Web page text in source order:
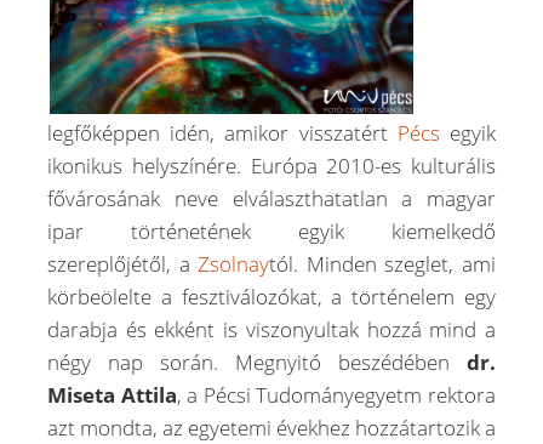
legfőképpen idén, amikor visszatért Pécs egyik
ikonikus helyszínére. Európa 2010-es kulturális
fővárosának neve elválaszthatatlan a magyar
ipar történetének egyik kiemelkedő
szereplőjétől, a Zsolnaytól. Minden szeglet, ami
körbeölelte a fesztiválozókat, a történelem egy
darabja és ekként is viszonyultak hozzá mind a
négy nap során. Megnyitó beszédében dr.
Miseta Attila, a Pécsi Tudományegyetm rektora
azt mondta, az egyetemi évekhez hozzátartozik a